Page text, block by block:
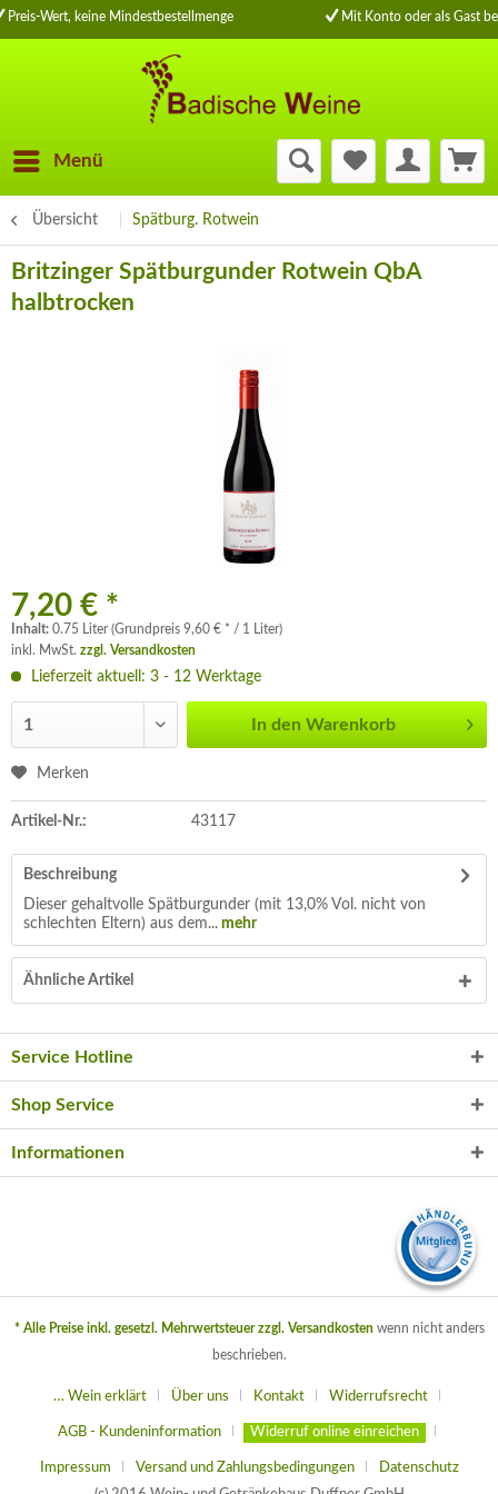
Preis-Wert, keine Mindestbestellmenge Mit Konto oder als Gast
Menü
Übersicht Spätburg. Rotwein
Britzinger Spätburgunder Rotwein QbA
halbtrocken
7,20 € *
Inhalt: 0.75 Liter (Grundpreis 9,60 € * / 1 Liter)
inkl. MwSt. zzgl. Versandkosten
Lieferzeit aktuell: 3 - 12 Werktage
In den Warenkorb
Merken
Artikel-Nr.: 43117
Beschreibung
Dieser gehaltvolle Spätburgunder (mit 13,0% Vol. nicht von
schlechten Eltern) aus dem... mehr
Ähnliche Artikel
Service Hotline
Shop Service
Informationen
* Alle Preise inkl. gesetzl. Mehrwertsteuer zzgl. Versandkostenwenn nicht anders
beschrieben.
… Wein erklärt Über uns Kontakt Widerrufsrecht
AGB - Kundeninformation Widerruf online einreichen
Impressum Versand und Zahlungsbedingungen
Datenschutz